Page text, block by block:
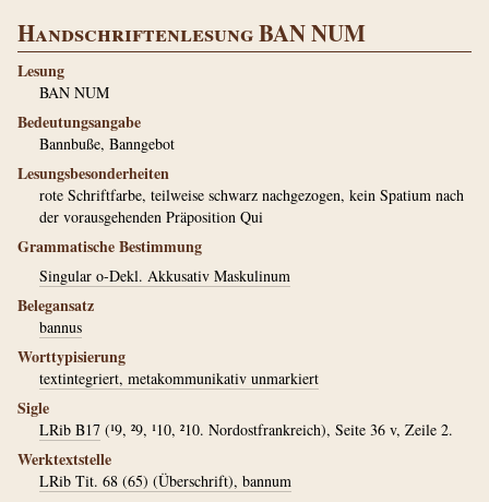
Handschriftenlesung BAN NUM
Lesung
BAN NUM
Bedeutungsangabe
Bannbuße, Banngebot
Lesungsbesonderheiten
rote Schriftfarbe, teilweise schwarz nachgezogen, kein Spatium nach
der vorausgehenden Präposition Qui
Grammatische Bestimmung
Singular o-Dekl. Akkusativ Maskulinum
Belegansatz
bannus
Worttypisierung
textintegriert, metakommunikativ unmarkiert
Sigle
LRib B17 (¹9, ²9, ¹10, ²10. Nordostfrankreich), Seite 36 v, Zeile 2.
Werktextstelle
LRib Tit. 68 (65) (Überschrift), bannum